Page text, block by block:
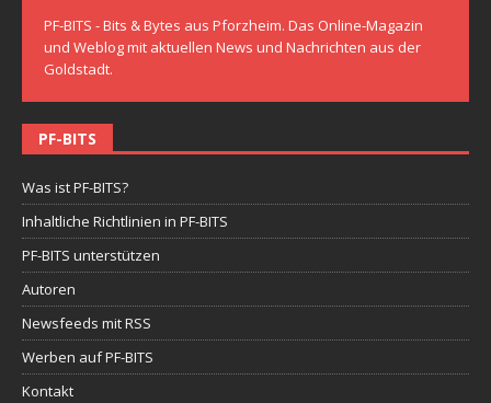
PF-BITS - Bits & Bytes aus Pforzheim. Das Online-Magazin
und Weblog mit aktuellen News und Nachrichten aus der
Goldstadt.
PF-BITS
Was ist PF-BITS?
Inhaltliche Richtlinien in PF-BITS
PF-BITS unterstützen
Autoren
Newsfeeds mit RSS
Werben auf PF-BITS
Kontakt